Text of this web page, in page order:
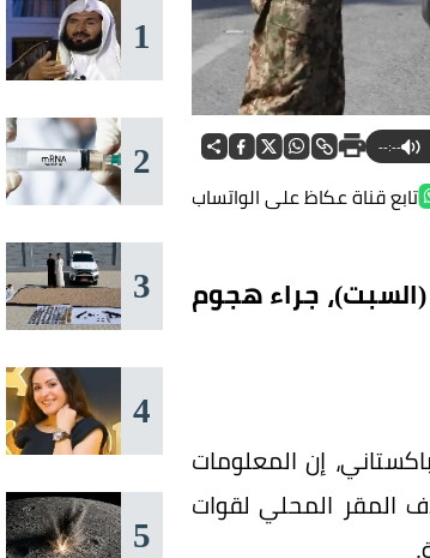
--:--
تابع قناة عكاظ على الواتساب
جراء هجوم
إن المعلومات
المقر المحلي لقوات
1
2
3
4
5